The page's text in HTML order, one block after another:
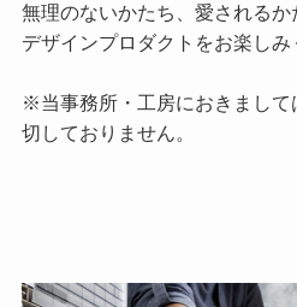
無理のないかたち、愛される
デザインプロダクトをお楽しみ
※当事務所・工房におきまして
切しておりません。